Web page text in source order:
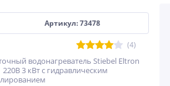
Артикул: 73478
(4)
водонагреватель Stiebel Eltron
220В 3 кВт с гидравлическим